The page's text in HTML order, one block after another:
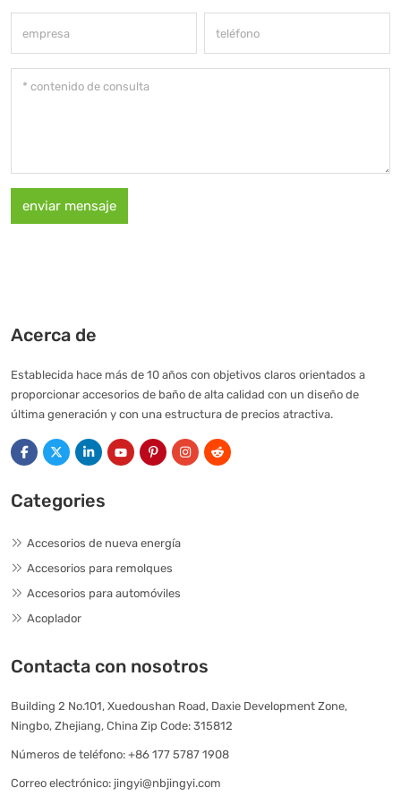
enviar mensaje
Acerca de
Establecida hace más de 10 años con objetivos claros orientados a
proporcionar accesorios de baño de alta calidad con un diseño de
última generación y con una estructura de precios atractiva.
Categories
Accesorios de nueva energía
Accesorios para remolques
Accesorios para automóviles
Acoplador
Contacta con nosotros
Building 2 No.101, Xuedoushan Road, Daxie Development Zone,
Ningbo, Zhejiang, China Zip Code: 315812
Números de teléfono: +86 177 5787 1908
Correo electrónico: jingyi@nbjingyi.com